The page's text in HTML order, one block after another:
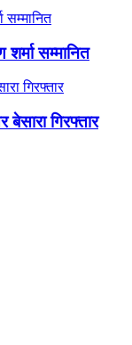
सम्मानित
बेसारा गिरफ्तार